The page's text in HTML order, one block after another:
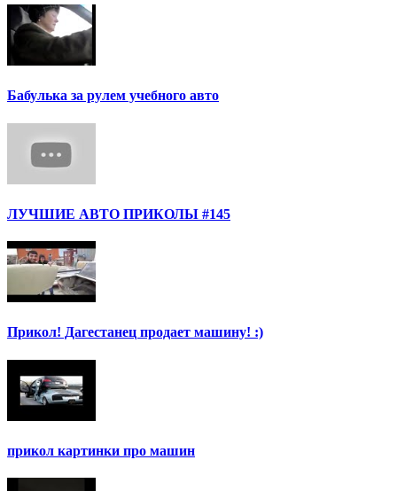
Бабулька за рулем учебного авто
ЛУЧШИЕ АВТО ПРИКОЛЫ #145
Прикол! Дагестанец продает машину! :)
прикол картинки про машин